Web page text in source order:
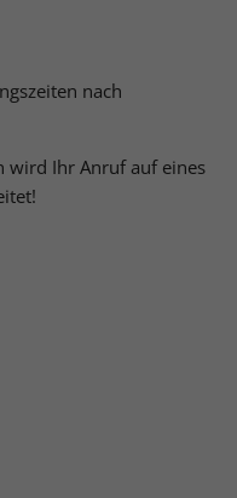
nach
wird Ihr Anruf auf eines